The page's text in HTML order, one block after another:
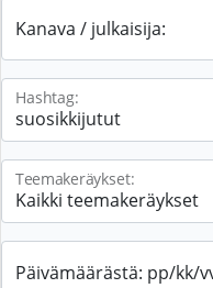
Kanava / julkaisija:
Hashtag:
Teemakeräykset:
Päivämäärästä: pp/kk/